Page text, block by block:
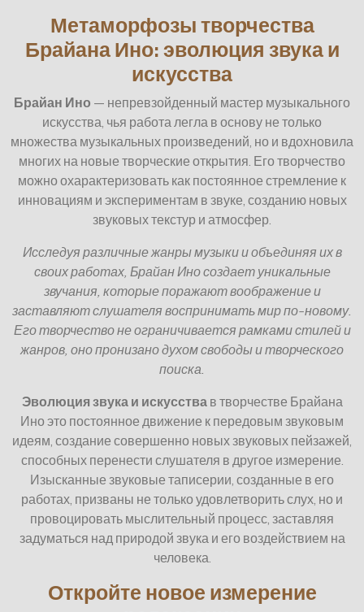
Метаморфозы творчества
Брайана Ино: эволюция звука и
искусства
Брайан Ино — непревзойденный мастер музыкального
искусства, чья работа легла в основу не только
множества музыкальных произведений, но и вдохновила
многих на новые творческие открытия. Его творчество
можно охарактеризовать как постоянное стремление к
инновациям и экспериментам в звуке, созданию новых
звуковых текстур и атмосфер.
Исследуя различные жанры музыки и объединяя их в
своих работах, Брайан Ино создает уникальные
звучания, которые поражают воображение и
заставляют слушателя воспринимать мир по-новому.
Его творчество не ограничивается рамками стилей и
жанров, оно пронизано духом свободы и творческого
поиска.
Эволюция звука и искусствав творчестве Брайана
Ино это постоянное движение к передовым звуковым
идеям, создание совершенно новых звуковых пейзажей,
способных перенести слушателя в другое измерение.
Изысканные звуковые таписерии, созданные в его
работах, призваны не только удовлетворить слух, но и
провоцировать мыслительный процесс, заставляя
задуматься над природой звука и его воздействием на
человека.
Откройте новое измерение